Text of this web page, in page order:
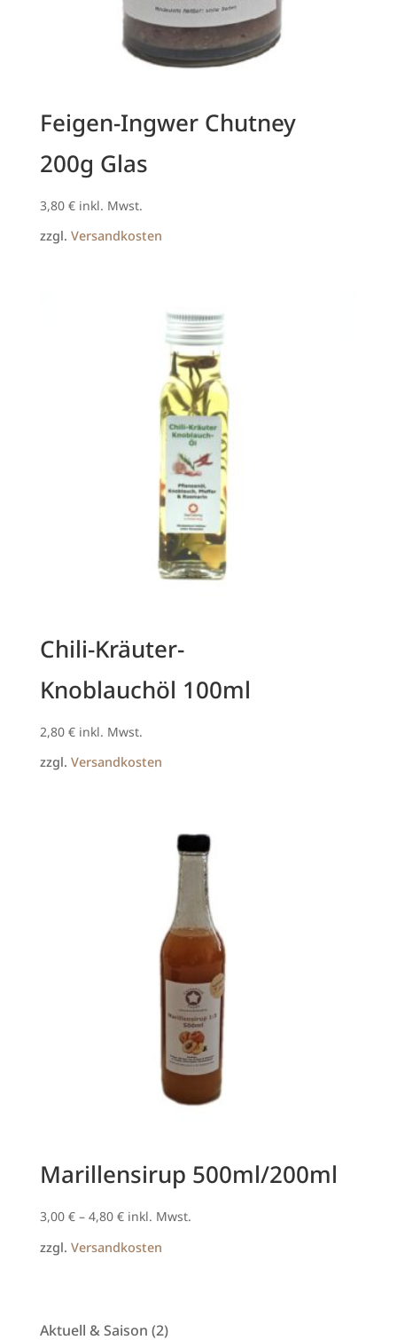
Feigen-Ingwer Chutney
200g Glas
3,80 € inkl. Mwst.
zzgl. Versandkosten
Chili-Kräuter-
Knoblauchöl 100ml
2,80 € inkl. Mwst.
zzgl. Versandkosten
Marillensirup 500ml/200ml
3,00 €– 4,80 € inkl. Mwst.
zzgl. Versandkosten
Aktuell & Saison 22